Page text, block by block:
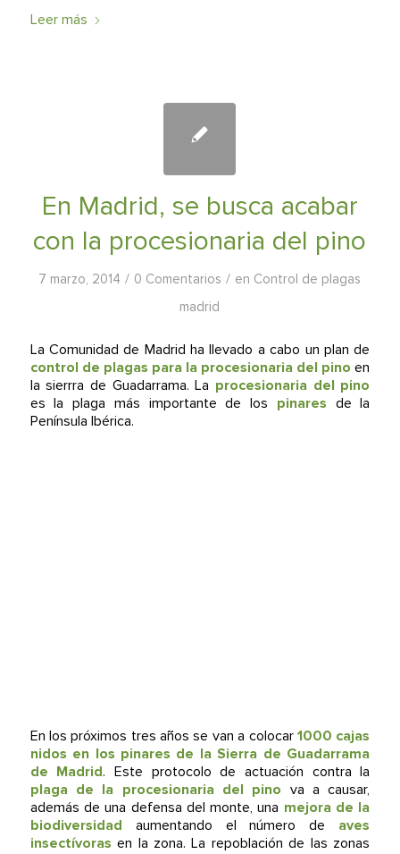
Leer más
En Madrid, se busca acabar
con la procesionaria del pino
7 marzo, 2014 / 0 Comentarios / en Control de plagas
madrid
La Comunidad de Madrid ha llevado a cabo un plan de
control de plagas para la procesionaria del pino en
la sierrra de Guadarrama. La procesionaria del pino
es la plaga más importante de los pinares de la
Península Ibérica.
En los próximos tres años se van a colocar1000 cajas
nidos en los pinares de la Sierra de Guadarrama
de Madrid. Este protocolo de actuación contra la
plaga de la procesionaria del pino va a causar,
además de una defensa del monte, una mejora de la
biodiversidad aumentando el número de aves
insectívoras en la zona. La repoblación de las zonas